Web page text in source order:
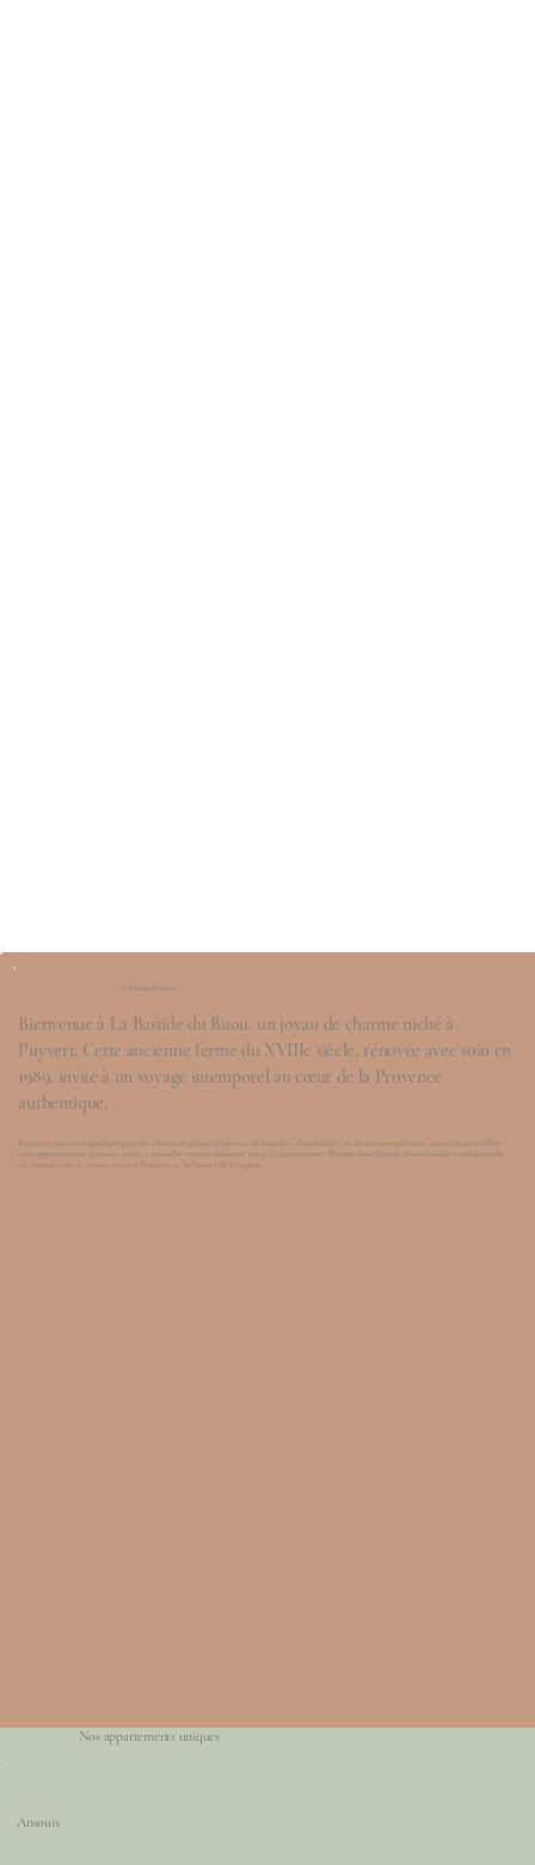
La Bastide du Buou
Bienvenue à La Bastide du Buou, un joyau de charme niché à
Puyvert. Cette ancienne ferme du XVIIIe siècle, rénovée avec soin en
1989, invite à un voyage intemporel au cœur de la Provence
authentique.
Entourée par un magnifique parc de 4 hectares planté d'oliviers, de lavandes, d'amandiers, et de mûriers-platanes, notre maison offre
cinq appartements spacieux, prêts à accueillir confortablement jusqu'à 25 personnes. Plongez dans l'esprit d'une bastide traditionnelle
où chaque coin et recoin raconte l'histoire et la beauté de la région.
Nos appartements uniques
Ansouis